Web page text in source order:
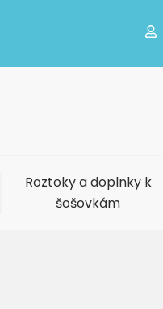
Roztoky a doplnky k
šošovkám